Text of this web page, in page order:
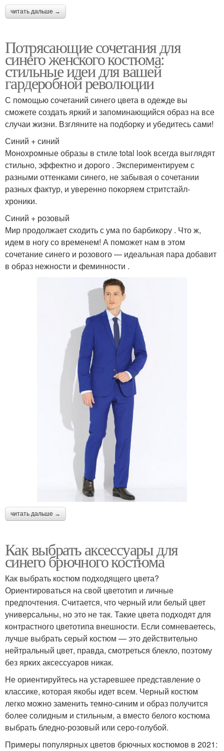
читать дальше →
Потрясающие сочетания для
синего женского костюма:
стильные идеи для вашей
гардеробной революции
С помощью сочетаний синего цвета в одежде вы
сможете создать яркий и запоминающийся образ на все
случаи жизни. Взгляните на подборку и убедитесь сами!
Синий + синий
Монохромные образы в стиле total look всегда выглядят
стильно, эффектно и дорого . Экспериментируем с
разными оттенками синего, не забывая о сочетании
разных фактур, и уверенно покоряем стритстайл-
хроники.
Синий + розовый
Мир продолжает сходить с ума по барбикору . Что ж,
идем в ногу со временем! А поможет нам в этом
сочетание синего и розового — идеальная пара добавит
в образ нежности и феминности .
читать дальше →
Как выбрать аксессуары для
синего брючного костюма
Как выбрать костюм подходящего цвета?
Ориентироваться на свой цветотип и личные
предпочтения. Считается, что черный или белый цвет
универсальны, но это не так. Такие цвета подходят для
контрастного цветотипа внешности. Если сомневаетесь,
лучше выбрать серый костюм — это действительно
нейтральный цвет, правда, смотреться блекло, поэтому
без ярких аксессуаров никак.
Не ориентируйтесь на устаревшее представление о
классике, которая якобы идет всем. Черный костюм
легко можно заменить темно-синим и образ получится
более солидным и стильным, а вместо белого костюма
выбрать бледно-розовый или серо-голубой.
Примеры популярных цветов брючных костюмов в 2021: